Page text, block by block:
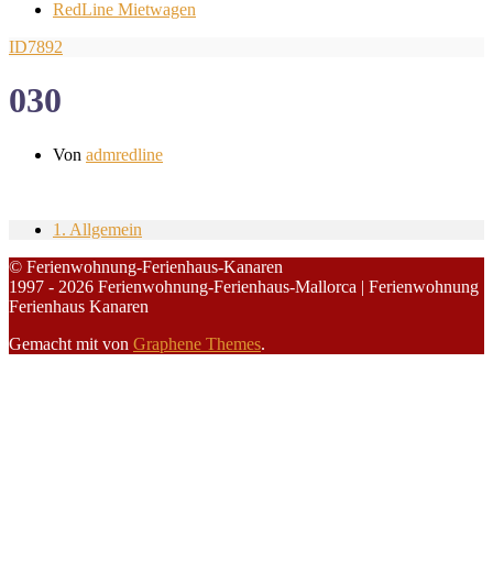
RedLine Mietwagen
ID7892
030
Von admredline
1. Allgemein
© Ferienwohnung-Ferienhaus-Kanaren
1997 - 2026 Ferienwohnung-Ferienhaus-Mallorca | Ferienwohnung
Ferienhaus Kanaren
Gemacht mit von Graphene Themes.